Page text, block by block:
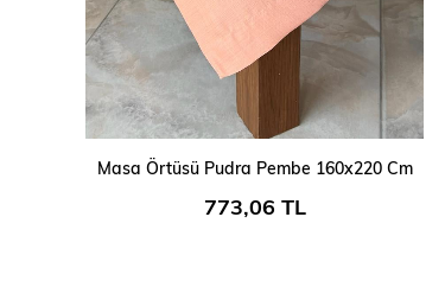
Masa Örtüsü Pudra Pembe 160x220 Cm
773,06 TL